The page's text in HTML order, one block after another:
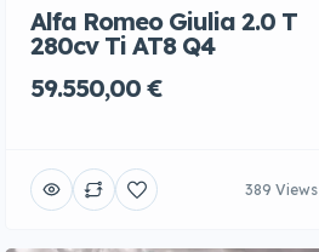
Alfa Romeo Giulia 2.0 T
280cv Ti AT8 Q4
59.550,00 €
389 Views